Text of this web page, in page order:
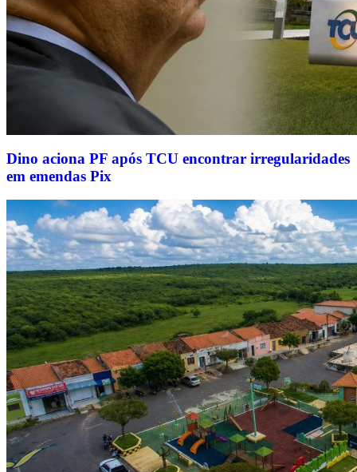
Dino aciona PF após TCU encontrar irregularidades
em emendas Pix